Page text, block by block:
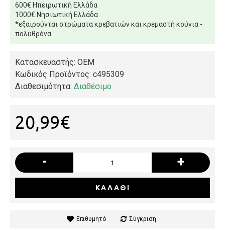
600€ Ηπειρωτική Ελλάδα
1000€ Νησιωτική Ελλάδα
*εξαιρούνται στρώματα κρεβατιών και κρεμαστή κούνια -
πολυθρόνα
Κατασκευαστής: OEM
Κωδικός Προϊόντος: c495309
Διαθεσιμότητα: Διαθέσιμο
20,99€
- +
ΚΑΛΆΘΙ
Επιθυμητό Σύγκριση